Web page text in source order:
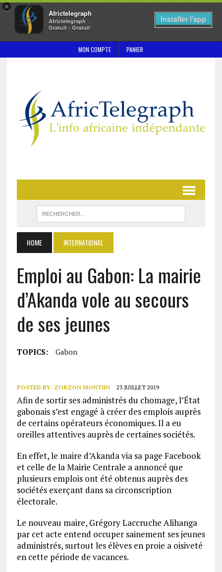
×
Africtelegraph
Africtelegraph
Gratuit - Gratuit
Installer l'app
MON COMPTE PANIER
HOME INTERNATIONAL
Emploi au Gabon: La mairie
d’Akanda vole au secours
de ses jeunes
TOPICS: Gabon
POSTED BY: ZORZON MONTIIN 23 JUILLET 2019
Afin de sortir ses administrés du chomage, l’État
gabonais s’est engagé à créer des emplois auprès
de certains opérateurs économiques. Il a eu
oreilles attentives auprès de certaines sociétés.
En effet, le maire d’Akanda via sa page Facebook
et celle de la Mairie Centrale a annoncé que
plusieurs emplois ont été obtenus auprès des
sociétés exerçant dans sa circonscription
électorale.
Le nouveau maire, Grégory Laccruche Alihanga
par cet acte entend occuper sainement ses jeunes
administrés, surtout les élèves en proie a oisiveté
en cette période de vacances.